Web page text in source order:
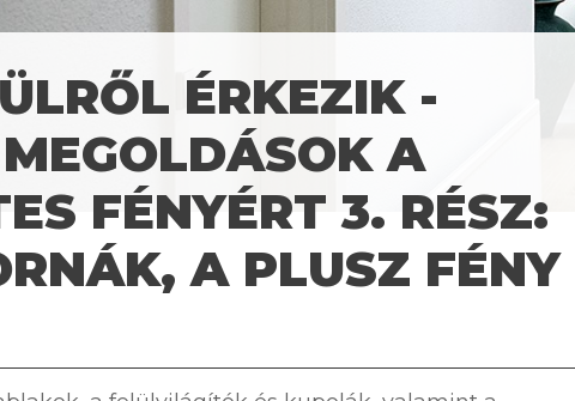
ÉRKEZIK -
A
FÉNYÉRT 3. RÉSZ:
A PLUSZ FÉNY